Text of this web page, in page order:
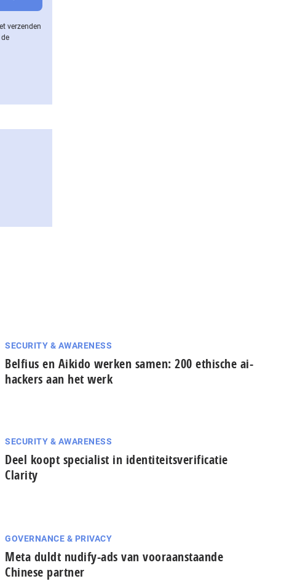
verzenden
SECURITY & AWARENESS
Belfius en Aikido werken samen: 200 ethische ai-
hackers aan het werk
SECURITY & AWARENESS
Deel koopt specialist in identiteitsverificatie
Clarity
GOVERNANCE & PRIVACY
Meta duldt nudify-ads van vooraanstaande
Chinese partner